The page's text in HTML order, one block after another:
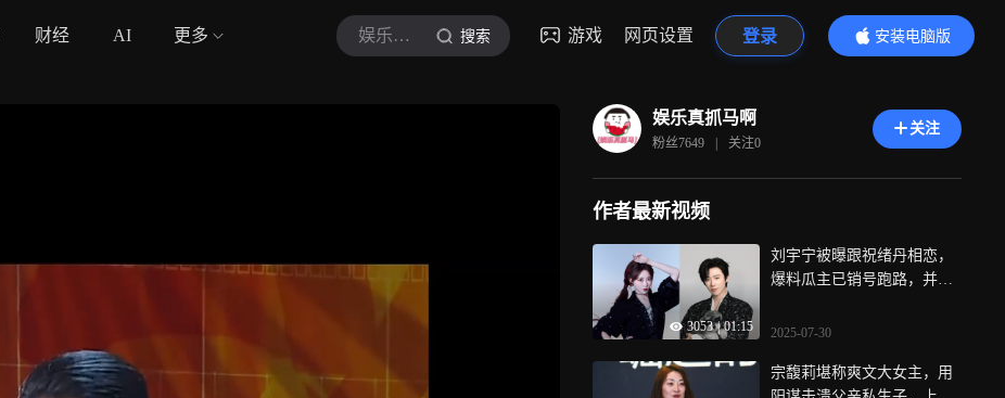
财经 AI 更多 娱乐真抓马啊 搜索 游戏 网页设置 登录
安装电脑版
内容更精彩
娱乐真抓马啊
粉丝7649 | 关注0
关注
作者最新视频
3053 | 01:15
刘宇宁被曝跟祝绪丹相恋，
爆料瓜主已销号跑路，并未
2025-07-30
宗馥莉堪称爽文大女主，用